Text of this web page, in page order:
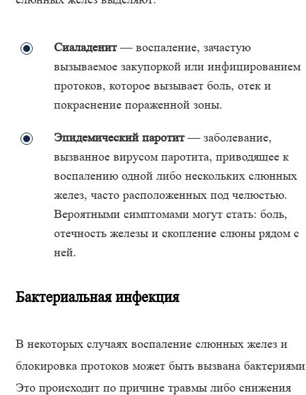
Сиаладенит— воспаление, зачастую
вызываемое закупоркой или инфицированием
протоков, которое вызывает боль, отек и
покраснение пораженной зоны.
Эпидемический паротит— заболевание,
вызванное вирусом паротита, приводящее к
воспалению одной либо нескольких слюнных
желез, часто расположенных под челюстью.
Вероятными симптомами могут стать: боль,
отечность железы и скопление слюны рядом с
ней.
Бактериальная инфекция
В некоторых случаях воспаление слюнных желез и
блокировка протоков может быть вызвана
Это происходит по причине травмы либо снижения